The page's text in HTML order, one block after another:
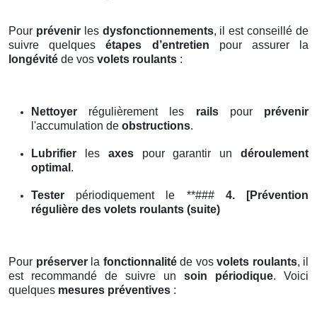
Pour prévenirles dysfonctionnements, il est conseillé de
suivre quelquesétapes d’entretien pour assurer la
longévité de vos volets roulants :
Nettoyer régulièrement les railspour prévenir
l'accumulation de obstructions.
Lubrifier les axespour garantir undéroulement
optimal .
Tester périodiquement le **### 4. [Prévention
régulière des volets roulants (suite)
Pour préserverla fonctionnalitéde vos volets roulants, il
est recommandé de suivre un soin périodique. Voici
quelques mesures préventives :